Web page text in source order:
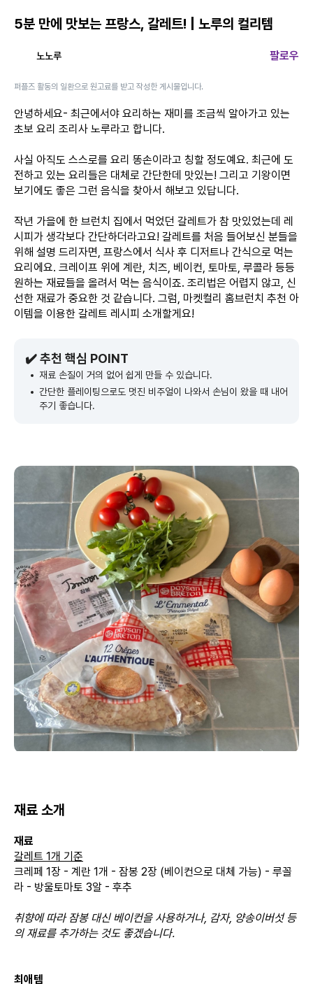
5분 만에 맛보는 프랑스, 갈레트! | 노루의 컬리템
노노루 팔로우
퍼플즈 활동의 일환으로 원고료를 받고 작성한 게시물입니다.
안녕하세요- 최근에서야 요리하는 재미를 조금씩 알아가고 있는
초보 요리 조리사 노루라고 합니다.
사실 아직도 스스로를 요리 똥손이라고 칭할 정도예요. 최근에 도
전하고 있는 요리들은 대체로 간단한데 맛있는! 그리고 기왕이면
보기에도 좋은 그런 음식을 찾아서 해보고 있답니다.
작년 가을에 한 브런치 집에서 먹었던 갈레트가 참 맛있었는데 레
시피가 생각보다 간단하더라고요! 갈레트를 처음 들어보신 분들을
위해 설명 드리자면, 프랑스에서 식사 후 디저트나 간식으로 먹는
요리에요. 크레이프 위에 계란, 치즈, 베이컨, 토마토, 루콜라 등등
원하는 재료들을 올려서 먹는 음식이죠. 조리법은 어렵지 않고, 신
선한 재료가 중요한 것 같습니다. 그럼, 마켓컬리 홈브런치 추천 아
이템을 이용한 갈레트 레시피 소개할게요!
✔️ 추천 핵심 POINT
재료 손질이 거의 없어 쉽게 만들 수 있습니다.
간단한 플레이팅으로도 멋진 비주얼이 나와서 손님이 왔을 때 내어
주기 좋습니다.
재료 소개
재료
갈레트 1개 기준
크레페 1장 - 계란 1개 - 잠봉 2장 (베이컨으로 대체 가능) - 루꼴
라 - 방울토마토 3알 - 후추
취향에 따라 잠봉 대신 베이컨을 사용하거나, 감자, 양송이버섯 등
의 재료를 추가하는 것도 좋겠습니다.
최애템